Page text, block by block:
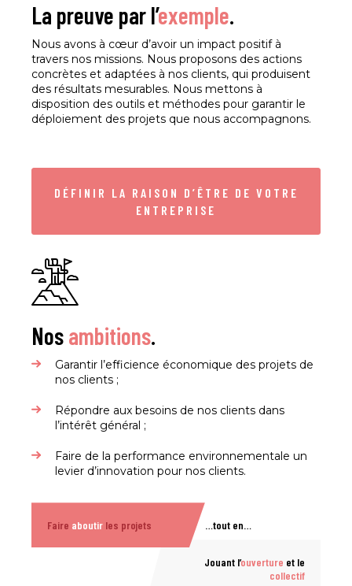
La preuve par l’exemple.
Nous avons à cœur d’avoir un impact positif à
travers nos missions. Nous proposons des actions
concrètes et adaptées à nos clients, qui produisent
des résultats mesurables. Nous mettons à
disposition des outils et méthodes pour garantir le
déploiement des projets que nous accompagnons.
DÉFINIR LA RAISON D’ÊTRE DE VOTRE
ENTREPRISE
Nosambitions.
Garantir l’efficience économique des projets de
nos clients ;
Répondre aux besoins de nos clients dans
l’intérêt général ;
Faire de la performance environnementale un
levier d’innovation pour nos clients.
Faire aboutir les projets …tout en…
Jouant l’ouverture et le
collectif